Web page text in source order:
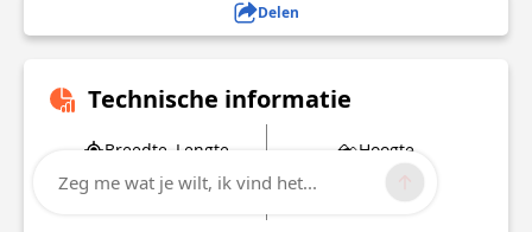
Delen
Technische informatie
Breedte, Lengte
45.698993
4.024304
Hoogte
448 m
Zeg me wat je wilt, ik vind het...